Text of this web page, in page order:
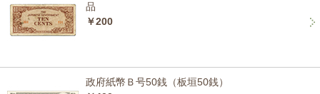
品
￥200
政府紙幣Ｂ号50銭（板垣50銭）